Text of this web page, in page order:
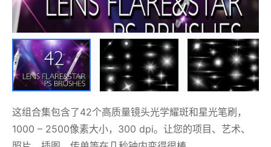
这组合集包含了42个高质量镜头光学耀斑和星光笔刷，
1000 – 2500像素大小，300 dpi。让您的项目、艺术、